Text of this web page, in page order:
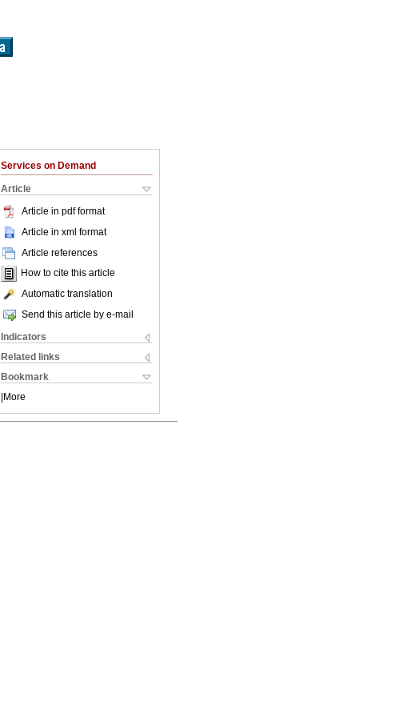
Services on Demand
Article
Article in pdf format
Article in xml format
Article references
How to cite this article
Automatic translation
Send this article by e-mail
Indicators
Related links
Bookmark
More